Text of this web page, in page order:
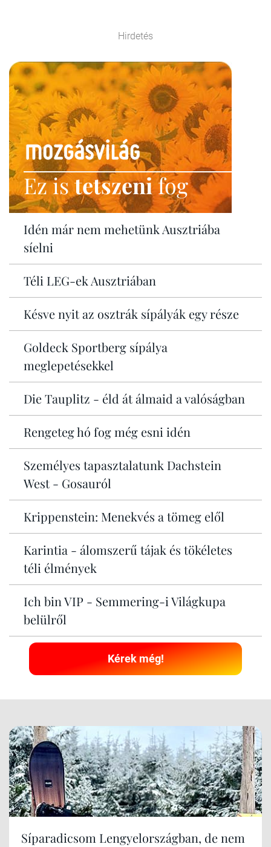
Hirdetés
Ez istetszenifog
Idén már nem mehetünk Ausztriába
síelni
Téli LEG-ek Ausztriában
Késve nyit az osztrák sípályák egy része
Goldeck Sportberg sípálya
meglepetésekkel
Die Tauplitz - éld át álmaid a valóságban
Rengeteg hó fog még esni idén
Személyes tapasztalatunk Dachstein
West - Gosauról
Krippenstein: Menekvés a tömeg elől
Karintia - álomszerű tájak és tökéletes
téli élmények
Ich bin VIP - Semmering-i Világkupa
belülről
Kérek még!
Síparadicsom Lengyelországban, de nem